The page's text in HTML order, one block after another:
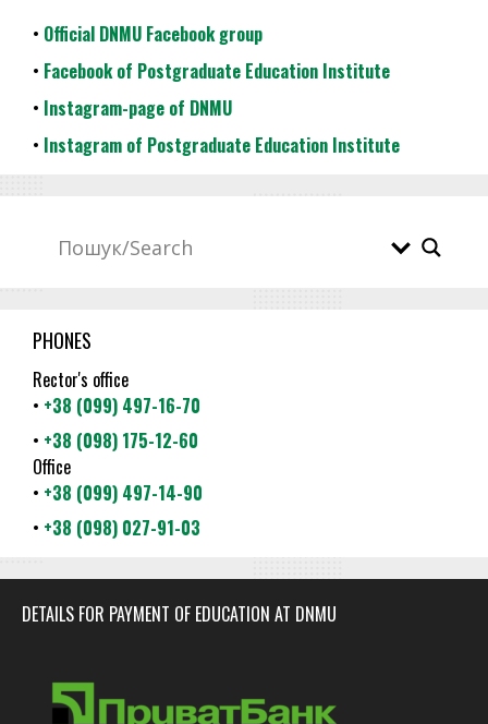
• Official DNMU Facebook group
• Facebook of Postgraduate Education Institute
• Instagram-page of DNMU
• Instagram of Postgraduate Education Institute
PHONES
Rector's office
• +38 (099) 497-16-70
• +38 (098) 175-12-60
Office
• +38 (099) 497-14-90
• +38 (098) 027-91-03
DETAILS FOR PAYMENT OF EDUCATION AT DNMU